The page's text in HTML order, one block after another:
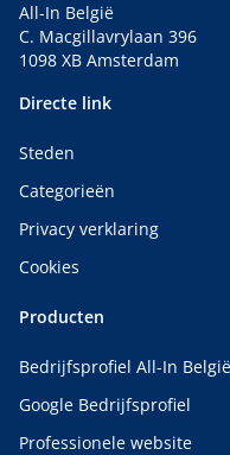
All-In België
C. Macgillavrylaan 396
1098 XB Amsterdam
Directe link
Steden
Categorieën
Privacy verklaring
Cookies
Producten
Bedrijfsprofiel All-In België
Google Bedrijfsprofiel
Professionele website